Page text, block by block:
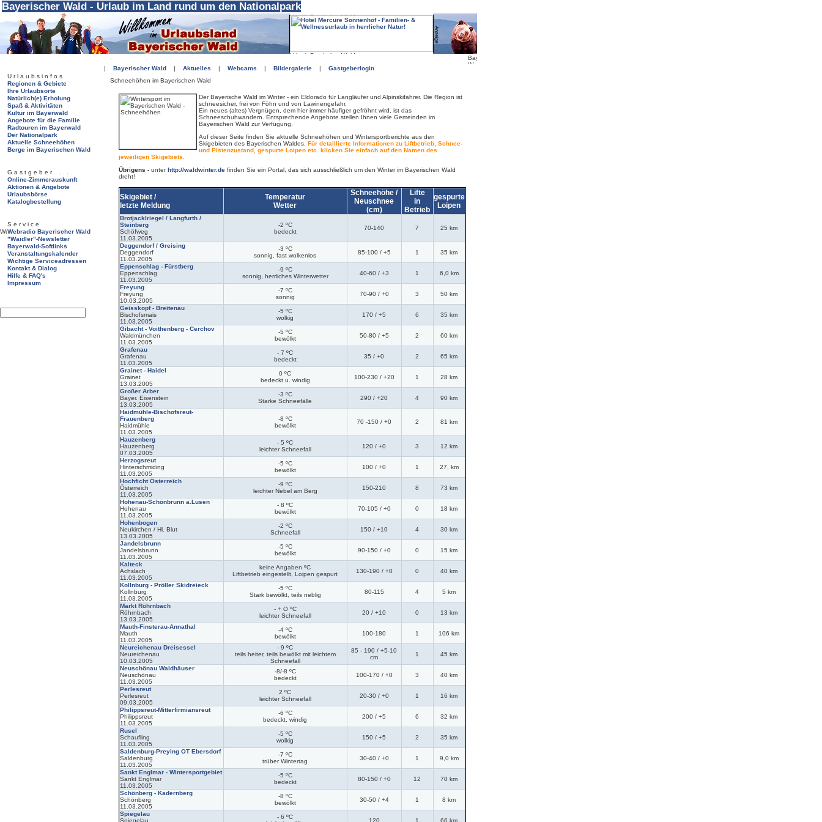
Bayerischer Wald - Urlaub im Land rund um den Nationalpark
| Bayerischer Wald | Aktuelles | Webcams | Bildergalerie | Gastgeberlogin
U r l a u b s i n f o s
Regionen & Gebiete
Ihre Urlaubsorte
Natürlich(e) Erholung
Spaß & Aktivitäten
Kultur im Bayerwald
Angebote für die Familie
Radtouren im Bayerwald
Der Nationalpark
Aktuelle Schneehöhen
Berge im Bayerischen Wald
G a s t g e b e r . . .
Online-Zimmerauskunft
Aktionen & Angebote
Urlaubsbörse
Katalogbestellung
S e r v i c e
Webradio Bayerischer Wald
"Waidler"-Newsletter
Bayerwald-Softlinks
Veranstaltungskalender
Wichtige Serviceadressen
Kontakt & Dialog
Hilfe & FAQ's
Impressum
Schneehöhen im Bayerischen Wald
Der Bayerische Wald im Winter - ein Eldorado für Langläufer und Alpinskifahrer. Die Region ist
schneesicher, frei von Föhn und von Lawinengefahr.
Ein neues (altes) Vergnügen, dem hier immer häufiger gefröhnt wird, ist das
Schneeschuhwandern. Entsprechende Angebote stellen Ihnen viele Gemeinden im
Bayerischen Wald zur Verfügung.
Auf dieser Seite finden Sie aktuelle Schneehöhen und Wintersportberichte aus den
Skigebieten des Bayerischen Waldes. Für detaillierte Informationen zu Liftbetrieb, Schnee-
und Pistenzustand, gespurte Loipen etc. klicken Sie einfach auf den Namen des
jeweiligen Skigebiets.
Übrigens -unterhttp://waldwinter.definden Sie ein Portal, das sich ausschließlich um den Winter im Bayerischen Wald
dreht!
Skigebiet /
letzte Meldung
Temperatur
Wetter
Schneehöhe /
Neuschnee
(cm)
Lifte
in
Betrieb
gespurte
Loipen
Brotjacklriegel / Langfurth /
Steinberg
Schöfweg
11.03.2005
-2 ºC
bedeckt
70-140 7 25 km
Deggendorf / Greising
Deggendorf
11.03.2005
-3 ºC
sonnig, fast wolkenlos
85-100/ +5 1 35 km
Eppenschlag - Fürstberg
Eppenschlag
11.03.2005
-9 ºC
sonnig, herrliches Winterwetter
40-60/ +3 1 6,0 km
Freyung
Freyung
10.03.2005
-7 ºC
sonnig
70-90/ +0 3 50 km
Geisskopf - Breitenau
Bischofsmais
11.03.2005
-5 ºC
wolkig
170 / +5 6 35 km
Gibacht - Voithenberg - Cerchov
Waldmünchen
11.03.2005
-5 ºC
bewölkt
50-80/ +5 2 60 km
Grafenau
Grafenau
11.03.2005
- 7 ºC
bedeckt
35 / +0 2 65 km
Grainet - Haidel
Grainet
13.03.2005
0 ºC
bedeckt u. windig
100-230/ +20 1 28 km
Großer Arber
Bayer. Eisenstein
13.03.2005
-3 ºC
Starke Schneefälle
290 / +20 4 90 km
Haidmühle-Bischofsreut-
Frauenberg
Haidmühle
11.03.2005
-8 ºC
bewölkt
70 -150 / +0 2 81 km
Hauzenberg
Hauzenberg
07.03.2005
- 5 ºC
leichter Schneefall
120 / +0 3 12 km
Herzogsreut
Hinterschmiding
11.03.2005
-5 ºC
bewölkt
100 / +0 1 27, km
Hochficht Österreich
Österreich
11.03.2005
-9 ºC
leichter Nebel am Berg
150-210 8 73 km
Hohenau-Schönbrunn a.Lusen
Hohenau
11.03.2005
- 8 ºC
bewölkt
70-105 / +0 0 18 km
Hohenbogen
Neukirchen / Hl. Blut
13.03.2005
-2 ºC
Schneefall
150 / +10 4 30 km
Jandelsbrunn
Jandelsbrunn
11.03.2005
-5 ºC
bewölkt
90-150/ +0 0 15 km
Kalteck
Achslach
11.03.2005
keine Angaben ºC
Liftbetrieb eingestellt, Loipen gespurt
130-190/ +0 0 40 km
Kollnburg - Pröller Skidreieck
Kollnburg
11.03.2005
-5 ºC
Stark bewölkt, teils neblig
80-115 4 5 km
Markt Röhrnbach
Röhrnbach
13.03.2005
- + O ºC
leichter Schneefall
20 / +10 0 13 km
Mauth-Finsterau-Annathal
Mauth
11.03.2005
-4 ºC
bewölkt
100-180 1 106 km
Neureichenau Dreisessel
Neureichenau
10.03.2005
- 9 ºC
teils heiter, teils bewölkt mit leichtem
Schneefall
85 - 190 / +5-10
cm
1 45 km
Neuschönau Waldhäuser
Neuschönau
11.03.2005
-8/-8 ºC
bedeckt
100-170/ +0 3 40 km
Perlesreut
Perlesreut
09.03.2005
2 ºC
leichter Schneefall
20-30/ +0 1 16 km
Philippsreut-Mitterfirmiansreut
Philippsreut
11.03.2005
-6 ºC
bedeckt, windig
200 / +5 6 32 km
Rusel
Schaufling
11.03.2005
-5 ºC
wolkig
150 / +5 2 35 km
Saldenburg-Preying OT Ebersdorf
Saldenburg
11.03.2005
-7 ºC
trüber Wintertag
30-40/ +0 1 9,0 km
Sankt Englmar - Wintersportgebiet
Sankt Englmar
11.03.2005
-5 ºC
bedeckt
80-150/ +0 12 70 km
Schönberg - Kadernberg
Schönberg
11.03.2005
-8 ºC
bewölkt
30-50/ +4 1 8 km
Spiegelau
Spiegelau
- 6 ºC
120 1 66 km